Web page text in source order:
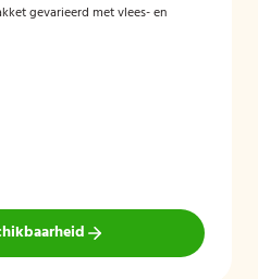
gevarieerd met vlees- en